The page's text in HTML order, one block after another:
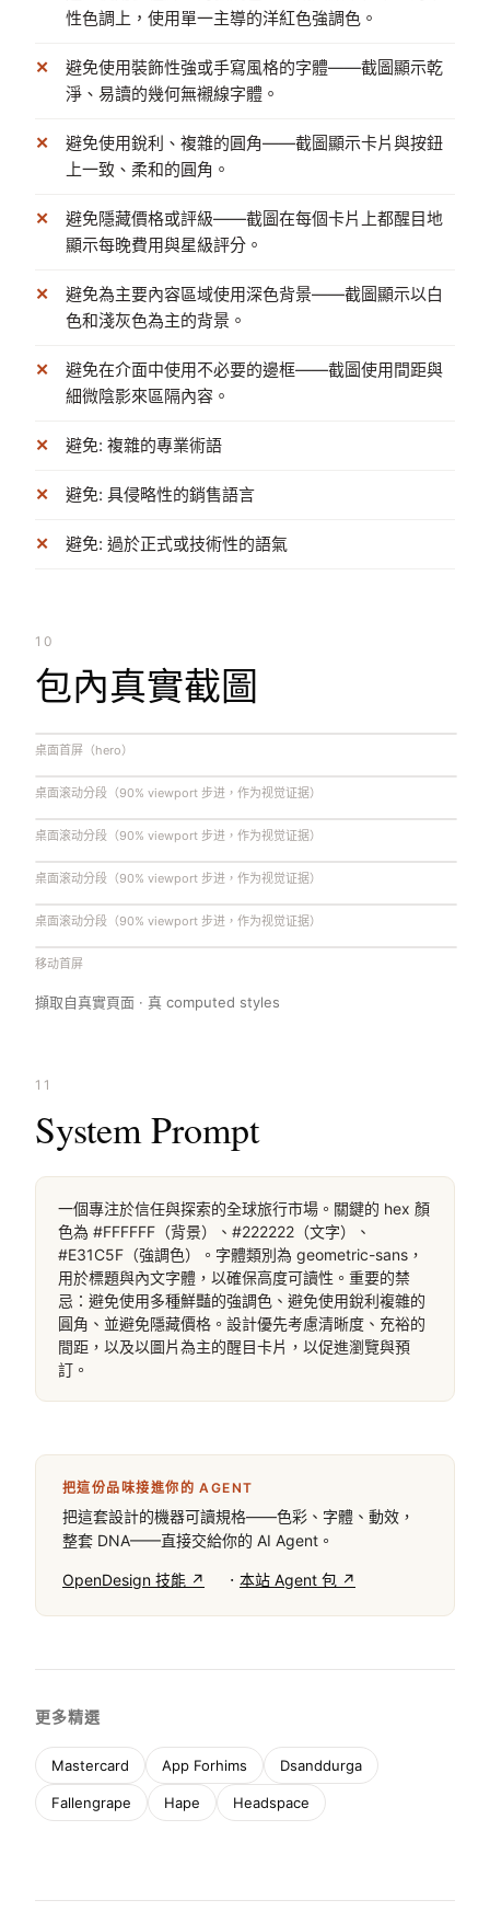
性色調上，使用單一主導的洋紅色強調色。
避免使用裝飾性強或手寫風格的字體——截圖顯示乾
淨、易讀的幾何無襯線字體。
避免使用銳利、複雜的圓角——截圖顯示卡片與按鈕
上一致、柔和的圓角。
避免隱藏價格或評級——截圖在每個卡片上都醒目地
顯示每晚費用與星級評分。
避免為主要內容區域使用深色背景——截圖顯示以白
色和淺灰色為主的背景。
避免在介面中使用不必要的邊框——截圖使用間距與
細微陰影來區隔內容。
避免: 複雜的專業術語
避免: 具侵略性的銷售語言
避免: 過於正式或技術性的語氣
10
包內真實截圖
桌面首屏（hero）
桌面滚动分段（90% viewport 步进，作为视觉证据）
桌面滚动分段（90% viewport 步进，作为视觉证据）
桌面滚动分段（90% viewport 步进，作为视觉证据）
桌面滚动分段（90% viewport 步进，作为视觉证据）
移动首屏
擷取自真實頁面 · 真 computed styles
System Prompt
色為 #FFFFFF（背景）、#222222（文字）、
#E31C5F（強調色）。字體類別為 geometric-sans，
用於標題與內文字體，以確保高度可讀性。重要的禁
圓角、並避免隱藏價格。設計優先考慮清晰度、充裕的
把這份品味接進你的 AGENT
把這套設計的機器可讀規格——色彩、字體、動效，
整套 DNA——直接交給你的 AI Agent。